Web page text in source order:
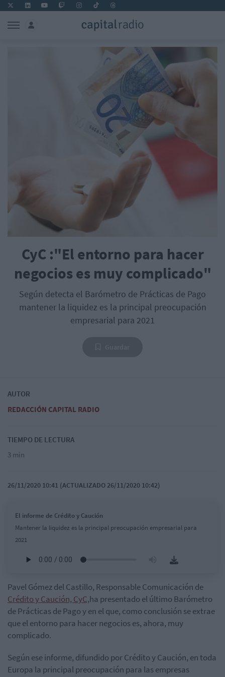
CyC :"El entorno para hacer
negocios es muy complicado"
Según detecta el Barómetro de Prácticas de Pago
mantener la liquidez es la principal preocupación
empresarial para 2021
AUTOR
REDACCIÓN CAPITAL RADIO
TIEMPO DE LECTURA
3 min
26/11/2020 10:41 (ACTUALIZADO 26/11/2020 10:42)
El informe de Crédito y Caución
Mantener la liquidez es la principal preocupación empresarial para
2021
Pavel Gómez del Castillo, Responsable Comunicación de
Crédito y Caución, CyC,ha presentado el último Barómetro
de Prácticas de Pago y en el que, como conclusión se extrae
que el entorno para hacer negocios es, ahora, muy
complicado.
Según ese informe, difundido por Crédito y Caución, en toda
Europa la principal preocupación para las empresas